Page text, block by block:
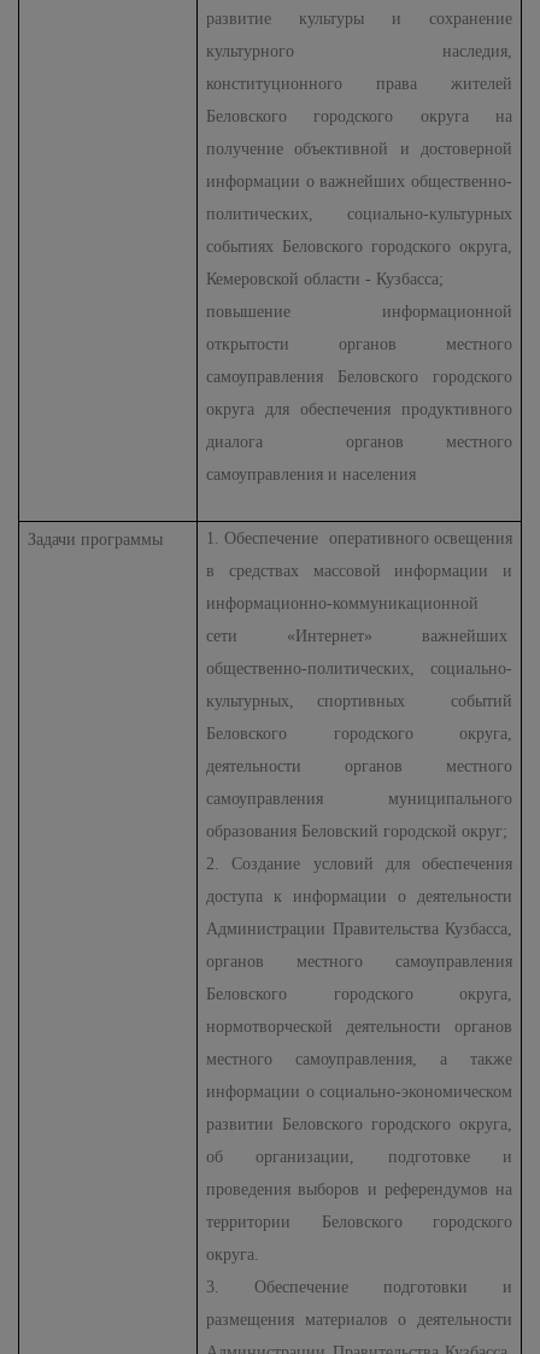
развитие культуры и сохранение
культурного наследия,
конституционного права жителей
Беловского городского округа на
получение объективной и достоверной
информации о важнейших общественно-
политических, социально-культурных
событиях Беловского городского округа,
Кемеровской области - Кузбасса;
повышение информационной
открытости органов местного
самоуправления Беловского городского
округа для обеспечения продуктивного
диалога органов местного
самоуправления и населения
Задачи программы
1. Обеспечение оперативного освещения
в средствах массовой информации и
информационно-коммуникационной
сети «Интернет» важнейших
общественно-политических, социально-
культурных, спортивных событий
Беловского городского округа,
деятельности органов местного
самоуправления муниципального
образования Беловский городской округ;
2. Создание условий для обеспечения
доступа к информации о деятельности
Администрации Правительства Кузбасса,
органов местного самоуправления
Беловского городского округа,
нормотворческой деятельности органов
местного самоуправления, а также
информации о социально-экономическом
развитии Беловского городского округа,
об организации, подготовке и
проведения выборов и референдумов на
территории Беловского городского
округа.
3. Обеспечение подготовки и
размещения материалов о деятельности